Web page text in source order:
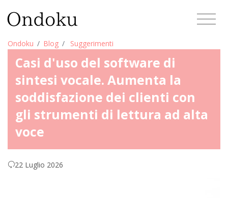
Ondoku Blog Suggerimenti
Casi d'uso del software di
sintesi vocale. Aumenta la
soddisfazione dei clienti con
gli strumenti di lettura ad alta
voce
22 Luglio 2026